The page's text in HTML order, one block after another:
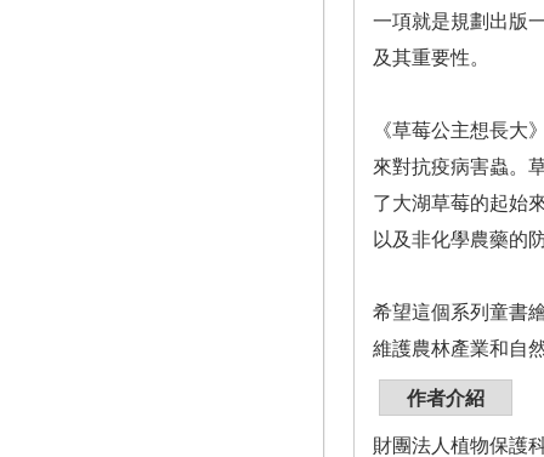
一項就是規劃出版
及其重要性。
《草莓公主想長大
來對抗疫病害蟲。
了大湖草莓的起始
以及非化學農藥的
希望這個系列童書
維護農林產業和自
作者介紹
財團法人植物保護